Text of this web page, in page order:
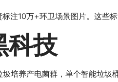
注10万+环卫场景图片。这些
科技
培养产电菌群，单个智能垃